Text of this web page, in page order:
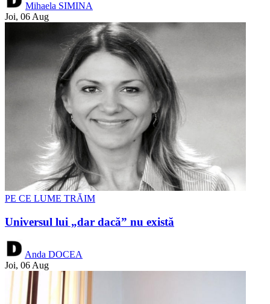
Mihaela SIMINA
Joi, 06 Aug
PE CE LUME TRĂIM
Universul lui „dar dacă” nu există
Anda DOCEA
Joi, 06 Aug